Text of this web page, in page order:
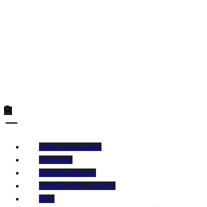
Advies en inspiratie
Afrekenen
Batterijonderhoud
Bedankt voor je bericht!
Blog